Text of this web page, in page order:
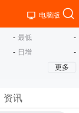
电脑版
- 最低
-
- 日增
-
更多
资讯